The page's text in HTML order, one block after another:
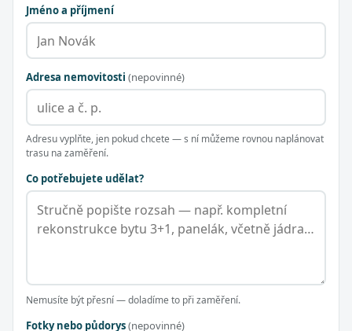
Jméno a příjmení
Adresa nemovitosti (nepovinné)
Adresu vyplňte, jen pokud chcete — s ní můžeme rovnou naplánovat
trasu na zaměření.
Co potřebujete udělat?
Nemusíte být přesní — doladíme to při zaměření.
Fotky nebo půdorys(nepovinné)